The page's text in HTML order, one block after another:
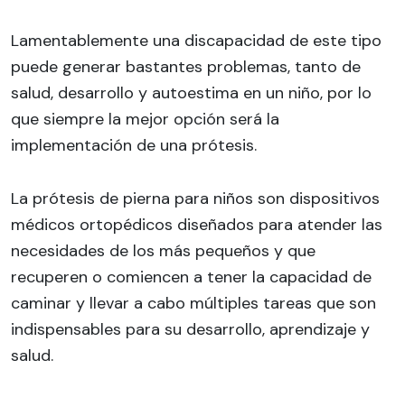
Lamentablemente una discapacidad de este tipo
puede generar bastantes problemas, tanto de
salud, desarrollo y autoestima en un niño, por lo
que siempre la mejor opción será la
implementación de una prótesis.
La prótesis de pierna para niños son dispositivos
médicos ortopédicos diseñados para atender las
necesidades de los más pequeños y que
recuperen o comiencen a tener la capacidad de
caminar y llevar a cabo múltiples tareas que son
indispensables para su desarrollo, aprendizaje y
salud.